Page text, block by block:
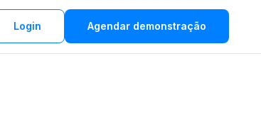
Login Agendar demonstração